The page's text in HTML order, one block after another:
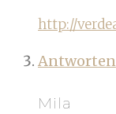
http://
Antworten
Mila